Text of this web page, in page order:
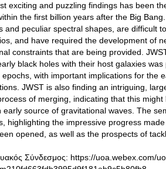
exciting and puzzling findings has been
the first billion years after the Big
and peculiar spectral shapes, are difficult
and have required the development of
constraints that are being provided.
black holes with their host galaxies
epochs, with important implications for the
. JWST is also finding an intriguing,
of merging, indicating that this
early source of gravitational waves. The
highlighting the impressive progress
opened, as well as the prospects of
Σύνδεσμος: https://uoa.webex.com/